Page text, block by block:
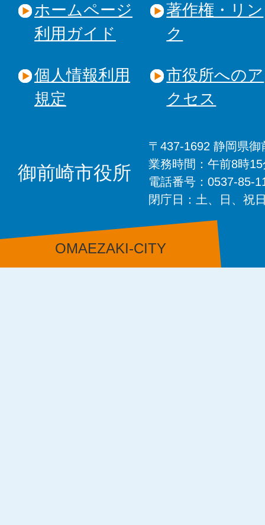
ホームページ
利用ガイド
著作権・リン
ク
個人情報利用
規定
市役所へのア
クセス
御前崎市役所
〒437-1692 静岡県
業務時間：午前8時
電話番号：0537-85-
閉庁日：土、日、祝
OMAEZAKI-CITY